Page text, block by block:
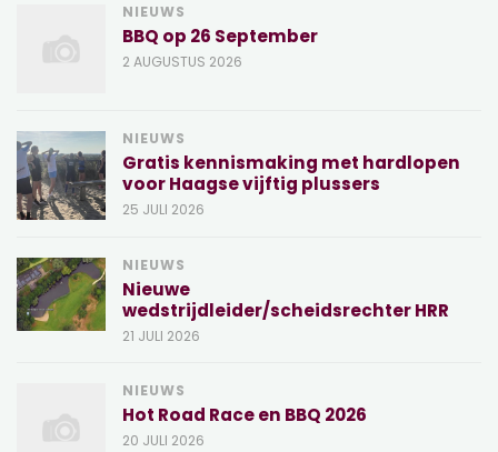
NIEUWS
BBQ op 26 September
2 AUGUSTUS 2026
NIEUWS
Gratis kennismaking met hardlopen
voor Haagse vijftig plussers
25 JULI 2026
NIEUWS
Nieuwe
wedstrijdleider/scheidsrechter HRR
21 JULI 2026
NIEUWS
Hot Road Race en BBQ 2026
20 JULI 2026